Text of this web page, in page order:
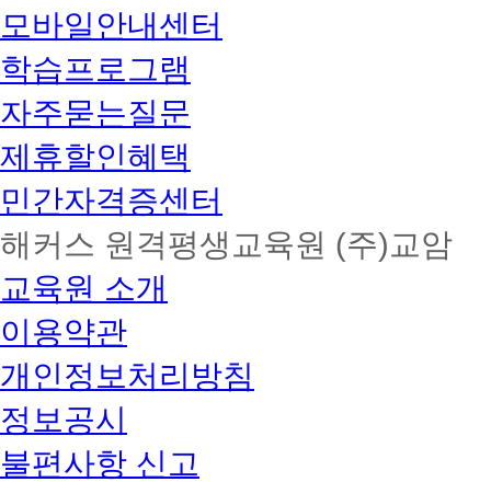
모바일안내센터
학습프로그램
자주묻는질문
제휴할인혜택
민간자격증센터
해커스 원격평생교육원 (주)교암
교육원 소개
이용약관
개인정보처리방침
정보공시
불편사항 신고